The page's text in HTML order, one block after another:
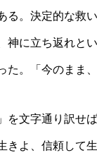
る。決定的な救
神に立ち返れと
た。「今のまま
を文字通り訳せ
きよ、信頼して